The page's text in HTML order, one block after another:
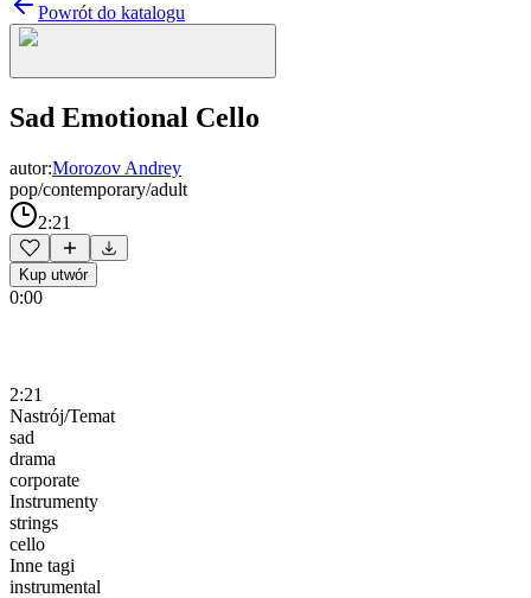
Powrót do katalogu
Sad Emotional Cello
autor:Morozov Andrey
pop/contemporary/adult
2:21
Kup utwór
0:00
2:21
Nastrój/Temat
sad
drama
corporate
Instrumenty
strings
cello
Inne tagi
instrumental